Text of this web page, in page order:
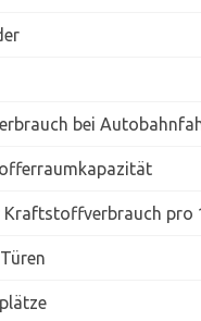
bei
Kraftstoffverbrauch pro